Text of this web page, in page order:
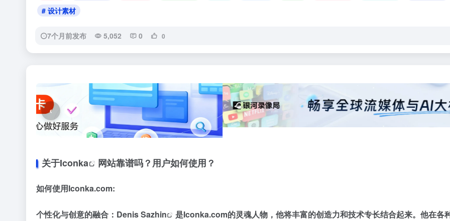
# 设计素材
7个月前发布 5,052 0 0
‹
关于Iconka 网站靠谱吗？用户如何使用？
如何使用Iconka.com:
个性化与创意的融合： Denis Sazhin
是Iconka.com的灵魂人物，他将丰富的创造力和技术专长结合起来。他在各